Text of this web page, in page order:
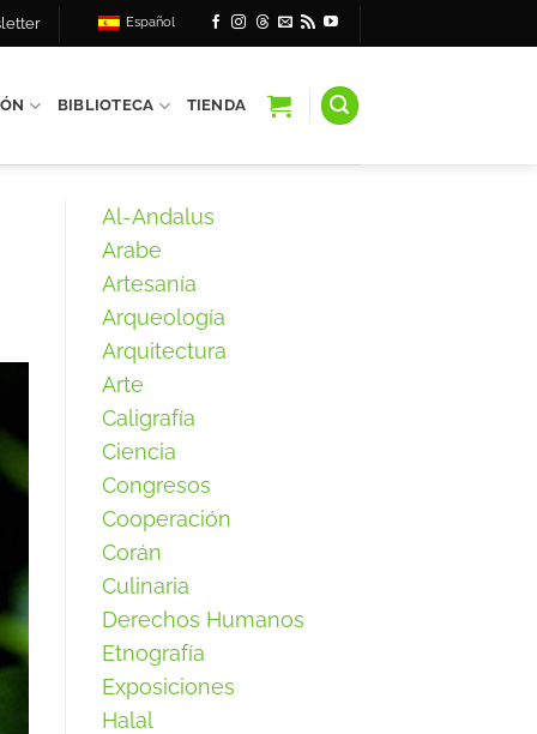
Español
BIBLIOTECA TIENDA
Al-Andalus
Arabe
Artesanía
Arqueología
Arquitectura
Arte
Caligrafía
Ciencia
Congresos
Cooperación
Corán
Culinaria
Derechos Humanos
Etnografía
Exposiciones
Halal